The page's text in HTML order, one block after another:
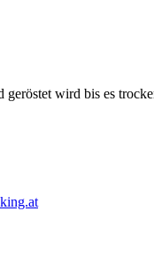
wird bis es